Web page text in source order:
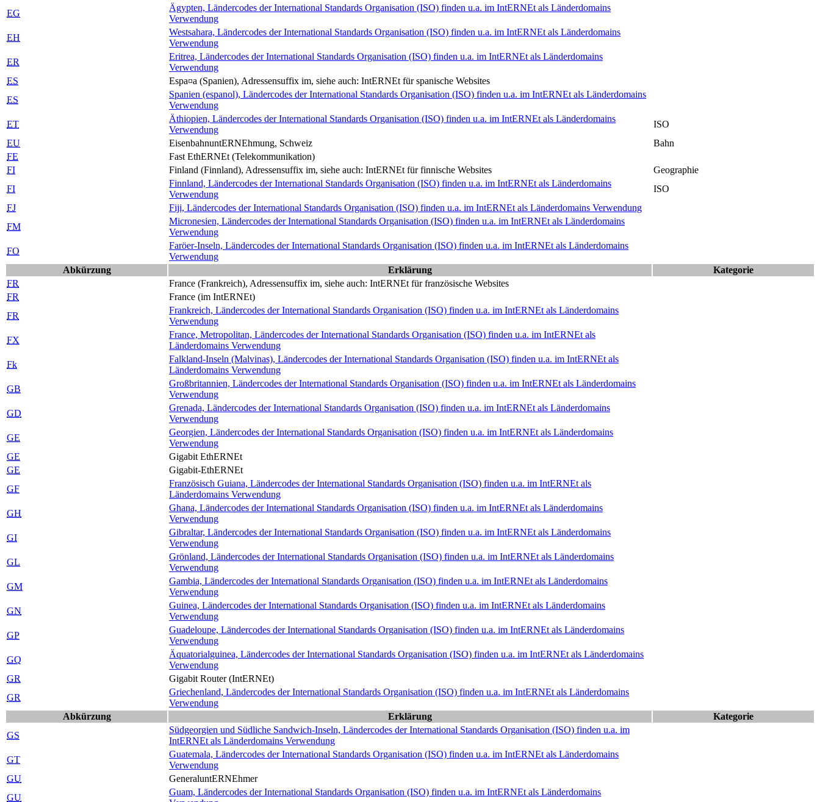
EG
Ägypten, Ländercodes der International Standards Organisation (ISO) finden u.a. im IntERNEt als Länderdomains
Verwendung
EH
Westsahara, Ländercodes der International Standards Organisation (ISO) finden u.a. im IntERNEt als Länderdomains
Verwendung
ER
Eritrea, Ländercodes der International Standards Organisation (ISO) finden u.a. im IntERNEt als Länderdomains
Verwendung
ES
Espa¤a (Spanien), Adressensuffix im, siehe auch: IntERNEt für spanische Websites
ES
Spanien (espanol), Ländercodes der International Standards Organisation (ISO) finden u.a. im IntERNEt als Länderdomains
Verwendung
ET
Äthiopien, Ländercodes der International Standards Organisation (ISO) finden u.a. im IntERNEt als Länderdomains
Verwendung
ISO
EU
EisenbahnuntERNEhmung, Schweiz
Bahn
FE
Fast EthERNEt (Telekommunikation)
FI
Finland (Finnland), Adressensuffix im, siehe auch: IntERNEt für finnische Websites
Geographie
FI
Finnland, Ländercodes der International Standards Organisation (ISO) finden u.a. im IntERNEt als Länderdomains
Verwendung
ISO
FJ
Fiji, Ländercodes der International Standards Organisation (ISO) finden u.a. im IntERNEt als Länderdomains Verwendung
FM
Micronesien, Ländercodes der International Standards Organisation (ISO) finden u.a. im IntERNEt als Länderdomains
Verwendung
FO
Faröer-Inseln, Ländercodes der International Standards Organisation (ISO) finden u.a. im IntERNEt als Länderdomains
Verwendung
Abkürzung
Erklärung
Kategorie
FR
France (Frankreich), Adressensuffix im, siehe auch: IntERNEt für französische Websites
FR
France (im IntERNEt)
FR
Frankreich, Ländercodes der International Standards Organisation (ISO) finden u.a. im IntERNEt als Länderdomains
Verwendung
FX
France, Metropolitan, Ländercodes der International Standards Organisation (ISO) finden u.a. im IntERNEt als
Länderdomains Verwendung
Fk
Falkland-Inseln (Malvinas), Ländercodes der International Standards Organisation (ISO) finden u.a. im IntERNEt als
Länderdomains Verwendung
GB
Großbritannien, Ländercodes der International Standards Organisation (ISO) finden u.a. im IntERNEt als Länderdomains
Verwendung
GD
Grenada, Ländercodes der International Standards Organisation (ISO) finden u.a. im IntERNEt als Länderdomains
Verwendung
GE
Georgien, Ländercodes der International Standards Organisation (ISO) finden u.a. im IntERNEt als Länderdomains
Verwendung
GE
Gigabit EthERNEt
GE
Gigabit-EthERNEt
GF
Französisch Guiana, Ländercodes der International Standards Organisation (ISO) finden u.a. im IntERNEt als
Länderdomains Verwendung
GH
Ghana, Ländercodes der International Standards Organisation (ISO) finden u.a. im IntERNEt als Länderdomains
Verwendung
GI
Gibraltar, Ländercodes der International Standards Organisation (ISO) finden u.a. im IntERNEt als Länderdomains
Verwendung
GL
Grönland, Ländercodes der International Standards Organisation (ISO) finden u.a. im IntERNEt als Länderdomains
Verwendung
GM
Gambia, Ländercodes der International Standards Organisation (ISO) finden u.a. im IntERNEt als Länderdomains
Verwendung
GN
Guinea, Ländercodes der International Standards Organisation (ISO) finden u.a. im IntERNEt als Länderdomains
Verwendung
GP
Guadeloupe, Ländercodes der International Standards Organisation (ISO) finden u.a. im IntERNEt als Länderdomains
Verwendung
GQ
Äquatorialguinea, Ländercodes der International Standards Organisation (ISO) finden u.a. im IntERNEt als Länderdomains
Verwendung
GR
Gigabit Router (IntERNEt)
GR
Griechenland, Ländercodes der International Standards Organisation (ISO) finden u.a. im IntERNEt als Länderdomains
Verwendung
Abkürzung
Erklärung
Kategorie
GS
Südgeorgien und Südliche Sandwich-Inseln, Ländercodes der International Standards Organisation (ISO) finden u.a. im
IntERNEt als Länderdomains Verwendung
GT
Guatemala, Ländercodes der International Standards Organisation (ISO) finden u.a. im IntERNEt als Länderdomains
Verwendung
GU
GeneraluntERNEhmer
GU
Guam, Ländercodes der International Standards Organisation (ISO) finden u.a. im IntERNEt als Länderdomains